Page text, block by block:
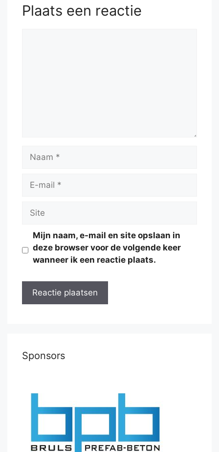
Plaats een reactie
Naam
Site
Mijn naam, e-mail en site opslaan in
deze browser voor de volgende keer
wanneer ik een reactie plaats.
Sponsors